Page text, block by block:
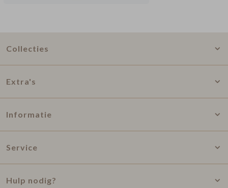
Collecties
Extra's
Informatie
Service
Hulp nodig?